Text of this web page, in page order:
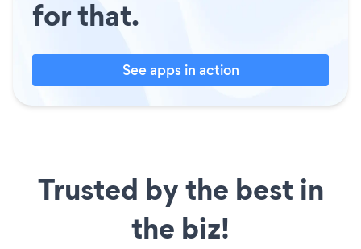
for that.
See apps in action
Trusted by the best in
the biz!